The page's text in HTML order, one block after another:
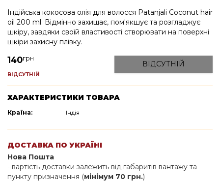
Індійська кокосова олія для волосся Patanjali Coconut hair
oil 200 ml. Відмінно захищає, пом'якшує та розгладжує
шкіру, завдяки своїй властивості створювати на поверхні
шкіри захисну плівку.
140грн
ВІДСУТНІЙ
ВІДСУТНІЙ
ХАРАКТЕРИСТИКИ ТОВАРА
Країна: Індія
ДОСТАВКА ПО УКРАЇНІ
Нова Пошта
- вартість доставки залежить від габаритів вантажу та
пункту призначення (мінімум 70 грн.)